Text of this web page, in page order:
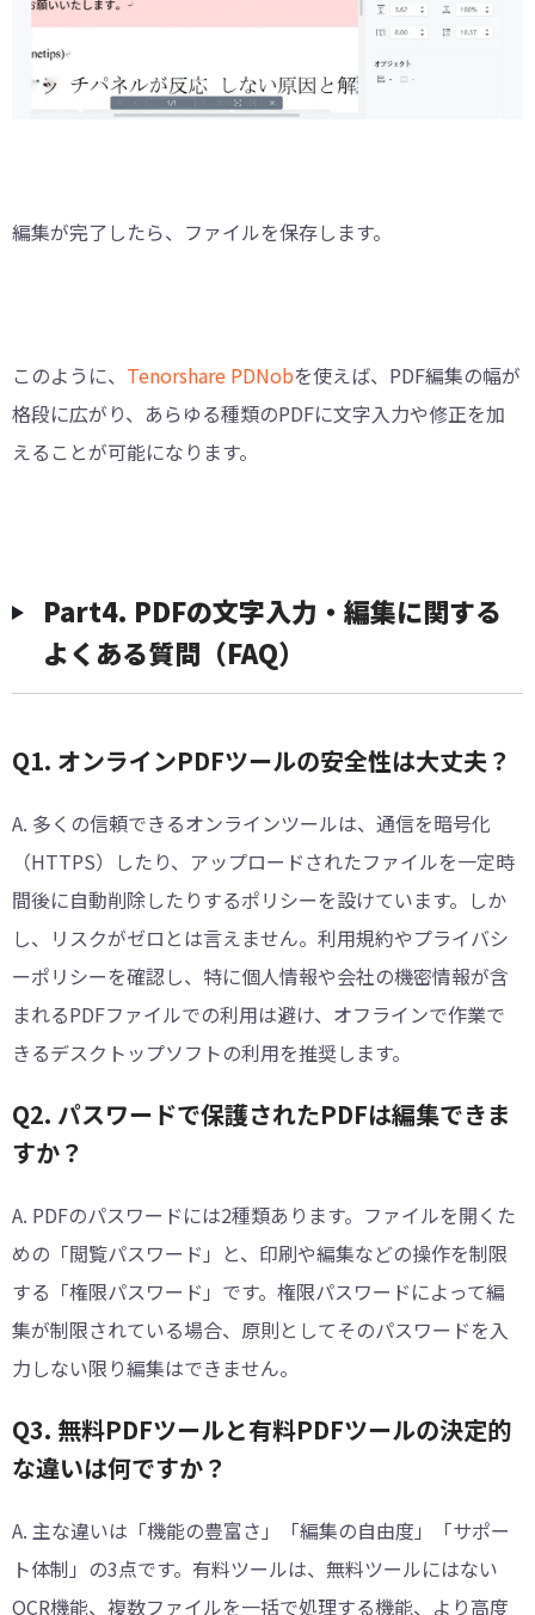
編集が完了したら、ファイルを保存します。
このように、 Tenorshare PDNobを使えば、PDF編集の幅が
格段に広がり、あらゆる種類のPDFに文字入力や修正を加
えることが可能になります。
︎Part4. PDFの文字入力・編集に関する
よくある質問（FAQ）
Q1. オンラインPDFツールの安全性は大丈夫？
A. 多くの信頼できるオンラインツールは、通信を暗号化
（HTTPS）したり、アップロードされたファイルを一定時
間後に自動削除したりするポリシーを設けています。しか
し、リスクがゼロとは言えません。利用規約やプライバシ
ーポリシーを確認し、特に個人情報や会社の機密情報が含
まれるPDFファイルでの利用は避け、オフラインで作業で
きるデスクトップソフトの利用を推奨します。
Q2. パスワードで保護されたPDFは編集できま
すか？
A. PDFのパスワードには2種類あります。ファイルを開くた
めの「閲覧パスワード」と、印刷や編集などの操作を制限
する「権限パスワード」です。権限パスワードによって編
集が制限されている場合、原則としてそのパスワードを入
力しない限り編集はできません。
Q3. 無料PDFツールと有料PDFツールの決定的
な違いは何ですか？
A. 主な違いは「機能の豊富さ」「編集の自由度」「サポー
ト体制」の3点です。有料ツールは、無料ツールにはない
OCR機能、複数ファイルを一括で処理する機能、より高度